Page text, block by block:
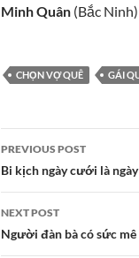
Minh Quân (Bắc Ninh)
CHỌN VỢ QUÊ GÁI
Post
navigation
PREVIOUS POST
Bi kịch ngày cưới là
NEXT POST
Người đàn bà có sức mê